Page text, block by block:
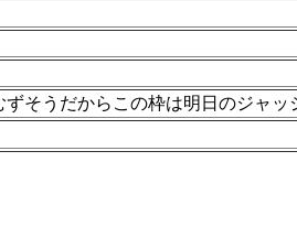
そうだからこの枠は明日のジャッ